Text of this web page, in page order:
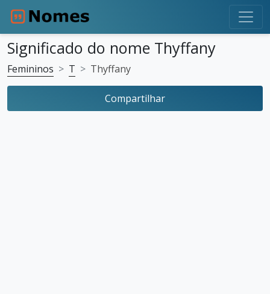
Significado do nome Thyffany
Femininos T Thyffany
Compartilhar